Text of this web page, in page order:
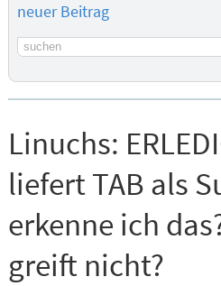
neuer Beitrag
Suchbegriff
Linuchs:
liefert TAB als
erkenne ich
greift nicht?